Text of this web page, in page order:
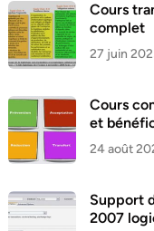
Cours
complet
27 juin
Cours
et
24 août
Support
2007